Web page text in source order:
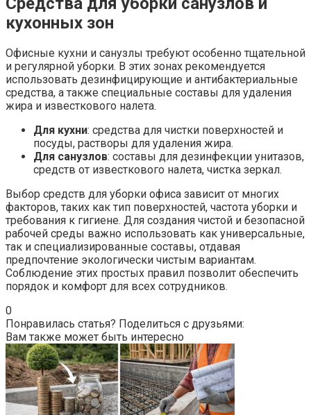
кухонных зон
Офисные кухни и санузлы требуют особенно тщательной
и регулярной уборки. В этих зонах рекомендуется
использовать дезинфицирующие и антибактериальные
средства, а также специальные составы для удаления
жира и известкового налета.
Для кухни: средства для чистки поверхностей и
посуды, растворы для удаления жира.
Для санузлов: составы для дезинфекции унитазов,
средств от известкового налета, чистка зеркал.
Выбор средств для уборки офиса зависит от многих
факторов, таких как тип поверхностей, частота уборки и
требования к гигиене. Для создания чистой и безопасной
рабочей среды важно использовать как универсальные,
так и специализированные составы, отдавая
предпочтение экологически чистым вариантам.
Соблюдение этих простых правил позволит обеспечить
порядок и комфорт для всех сотрудников.
0
Понравилась статья? Поделиться с друзьями:
Вам также может быть интересно